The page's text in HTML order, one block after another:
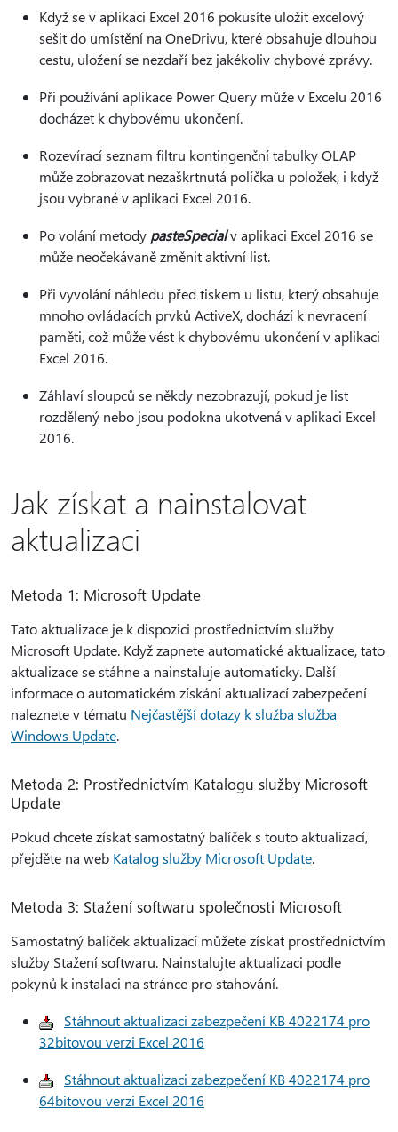
Když se v aplikaci Excel 2016 pokusíte uložit excelový
sešit do umístění na OneDrivu, které obsahuje dlouhou
cestu, uložení se nezdaří bez jakékoliv chybové zprávy.
Při používání aplikace Power Query může v Excelu 2016
docházet k chybovému ukončení.
Rozevírací seznam filtru kontingenční tabulky OLAP
může zobrazovat nezaškrtnutá políčka u položek, i když
jsou vybrané v aplikaci Excel 2016.
Po volání metody pasteSpecialv aplikaci Excel 2016 se
může neočekávaně změnit aktivní list.
Při vyvolání náhledu před tiskem u listu, který obsahuje
mnoho ovládacích prvků ActiveX, dochází k nevracení
paměti, což může vést k chybovému ukončení v aplikaci
Excel 2016.
Záhlaví sloupců se někdy nezobrazují, pokud je list
rozdělený nebo jsou podokna ukotvená v aplikaci Excel
2016.
Jak získat a nainstalovat
aktualizaci
Metoda 1: Microsoft Update
Tato aktualizace je k dispozici prostřednictvím služby
Microsoft Update. Když zapnete automatické aktualizace, tato
aktualizace se stáhne a nainstaluje automaticky. Další
informace o automatickém získání aktualizací zabezpečení
naleznete v tématu Nejčastější dotazy k služba služba
Windows Update.
Metoda 2: Prostřednictvím Katalogu služby Microsoft
Update
Pokud chcete získat samostatný balíček s touto aktualizací,
přejděte na web Katalog služby Microsoft Update.
Metoda 3: Stažení softwaru společnosti Microsoft
Samostatný balíček aktualizací můžete získat prostřednictvím
služby Stažení softwaru. Nainstalujte aktualizaci podle
pokynů k instalaci na stránce pro stahování.
Stáhnout aktualizaci zabezpečení KB 4022174 pro
32bitovou verzi Excel 2016
Stáhnout aktualizaci zabezpečení KB 4022174 pro
64bitovou verzi Excel 2016